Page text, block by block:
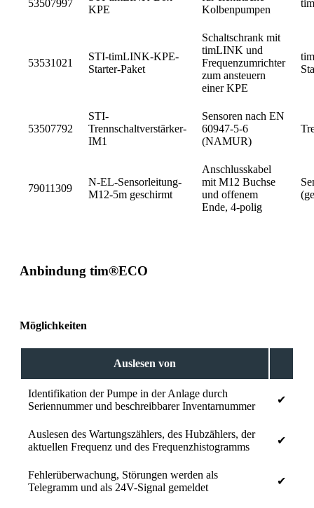
53507997
KPE
Kolbenpumpen
53531021
STI-timLINK-KPE-
Starter-Paket
Schaltschrank mit
timLINK und
Frequenzumrichter
zum ansteuern
einer KPE
53507792
STI-
Trennschaltverstärker-
IM1
Sensoren nach EN
60947-5-6
(NAMUR)
79011309
N-EL-Sensorleitung-
M12-5m geschirmt
Anschlusskabel
mit M12 Buchse
und offenem
Ende, 4-polig
Anbindung tim®ECO
Möglichkeiten
Auslesen von
Identifikation der Pumpe in der Anlage durch
Seriennummer und beschreibbarer Inventarnummer
✔
Auslesen des Wartungszählers, des Hubzählers, der
aktuellen Frequenz und des Frequenzhistogramms
✔
Fehlerüberwachung, Störungen werden als
Telegramm und als 24V-Signal gemeldet
✔